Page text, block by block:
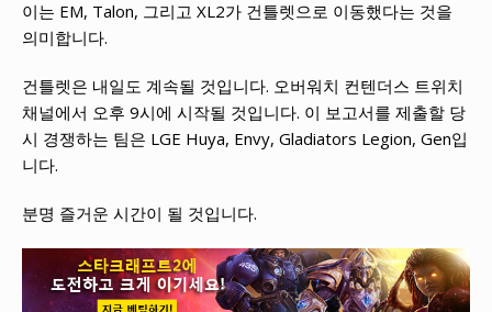
이는 EM, Talon, 그리고 XL2가 건틀렛으로 이동했다는 것을
의미합니다.
건틀렛은 내일도 계속될 것입니다. 오버워치 컨텐더스 트위치
채널에서 오후 9시에 시작될 것입니다. 이 보고서를 제출할 당
시 경쟁하는 팀은 LGE Huya, Envy, Gladiators Legion, Gen입
니다.
분명 즐거운 시간이 될 것입니다.